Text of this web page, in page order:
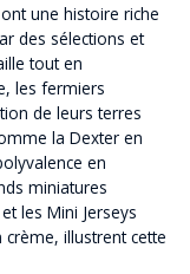
une histoire riche
des sélections et
tout en
les fermiers
de leurs terres
la Dexter en
en
miniatures
les Mini Jerseys
illustrent cette